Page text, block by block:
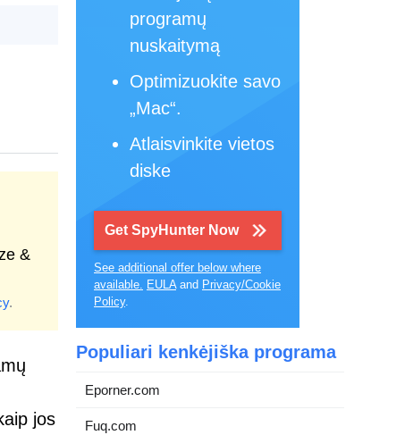
&
.
jos
programų
nuskaitymą
Optimizuokite savo
„Mac“.
Atlaisvinkite vietos
diske
Get SpyHunter Now
See additional offer below where
available. EULAand Privacy/Cookie
Policy.
Populiari kenkėjiška programa
Eporner.com
Fuq.com